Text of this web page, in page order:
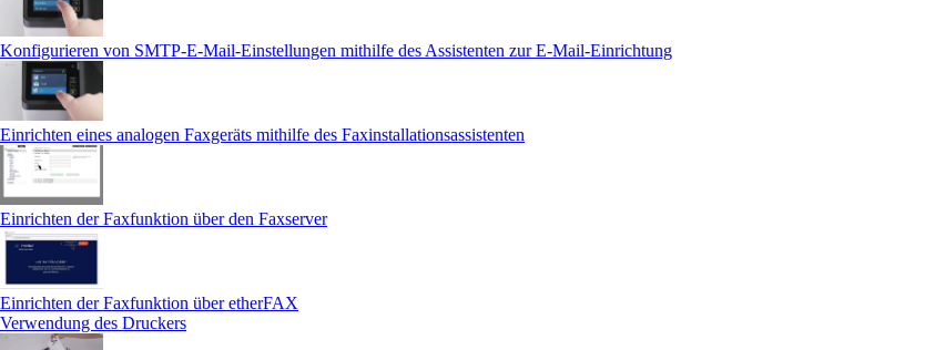
Konfigurieren von SMTP-E-Mail-Einstellungen mithilfe des Assistenten zur E-Mail-Einrichtung
Einrichten eines analogen Faxgeräts mithilfe des Faxinstallationsassistenten
Einrichten der Faxfunktion über den Faxserver
Einrichten der Faxfunktion über etherFAX
Verwendung des Druckers